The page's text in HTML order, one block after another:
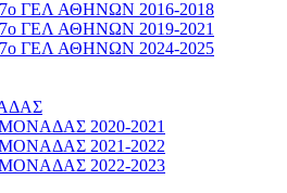
ΓΕΛ ΑΘΗΝΩΝ 2016-2018
ΓΕΛ ΑΘΗΝΩΝ 2019-2021
ΓΕΛ ΑΘΗΝΩΝ 2024-2025
2020-2021
2021-2022
2022-2023